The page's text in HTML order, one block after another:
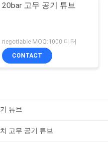
20bar 고무 공기 튜브
negotiable MOQ:1000 미터
CONTACT
튜브
고무 공기 튜브